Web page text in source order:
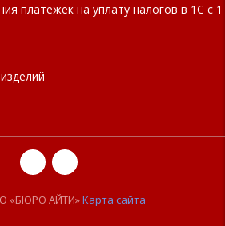
платежек на уплату налогов в 1С с 1
«БЮРО АЙТИ»Карта сайта